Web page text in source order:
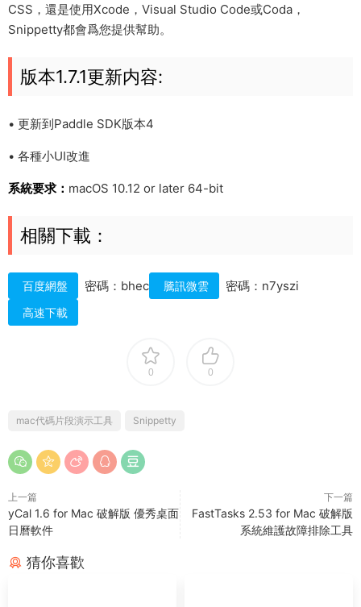
CSS，還是使用Xcode，Visual Studio Code或Coda，
Snippetty都會爲您提供幫助。
版本1.7.1更新内容:
• 更新到Paddle SDK版本4
• 各種小UI改進
系統要求： macOS 10.12 or later 64-bit
相關下載：
百度網盤 密碼：bhec 騰訊微雲 密碼：n7yszi
高速下載
0 0
mac代碼片段演示工具 Snippetty
上一篇
yCal 1.6 for Mac 破解版 優秀桌面
日曆軟件
下一篇
FastTasks 2.53 for Mac 破解版
系統維護故障排除工具
猜你喜歡